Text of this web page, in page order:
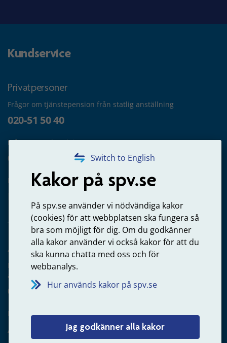
Switch to English
Kakor på spv.se
På spv.se använder vi nödvändiga kakor
(cookies) för att webbplatsen ska fungera så
bra som möjligt för dig. Om du godkänner
alla kakor använder vi också kakor för att du
ska kunna chatta med oss och för
webbanalys.
Hur används kakor på spv.se
Jag godkänner alla kakor
Kundservice
Privatpersoner
Frågor om tjänstepension från statlig anställning
020-51 50 40
Frågor om utbetalning
020-65 00 65
Kontakta oss
Arbetsgivare
Frågor om administration av tjänstepension från statlig
anställning
060-18 75 03
Kontakta oss
Arbetsgivare – skicka mejl till oss